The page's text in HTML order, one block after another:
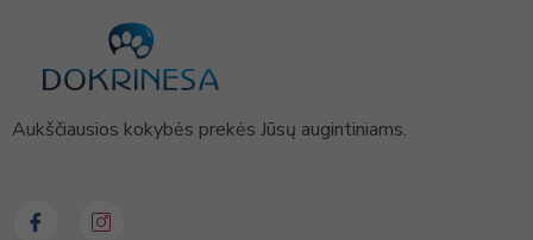
Aukščiausios kokybės prekės Jūsų augintiniams.